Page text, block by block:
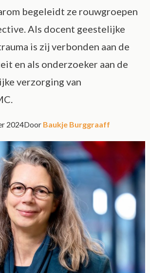
begeleidt ze rouwgroepen
Als docent geestelijke
is zij verbonden aan de
en als onderzoeker aan de
verzorging van
2024Door Baukje Burggraaff